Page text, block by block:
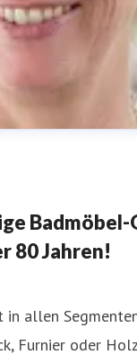
Badmöbel-
80 Jahren!
allen
Furnier oder